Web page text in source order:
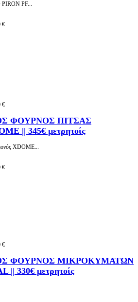
PF...
€
€
ΦΟΥΡΝΟΣ ΠΙΤΣΑΣ
|| 345€ μετρητοίς
XDOME...
€
€
ΦΟΥΡΝΟΣ ΜΙΚΡΟΚΥΜΑΤΩΝ
330€ μετρητοίς